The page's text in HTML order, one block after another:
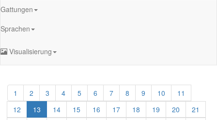
Gattungen
Sprachen
Visualisierung
1 2 3 4 5 6 7 8 9 10
11
12
13 14 15 16 17 18 19 20
21